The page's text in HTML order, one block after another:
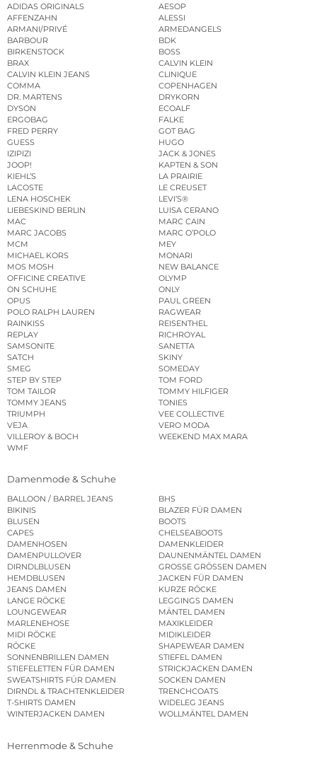
ADIDAS ORIGINALS
AESOP
AFFENZAHN
ALESSI
ARMANI/PRIVÉ
ARMEDANGELS
BARBOUR
BDK
BIRKENSTOCK
BOSS
BRAX
CALVIN KLEIN
CALVIN KLEIN JEANS
CLINIQUE
COMMA
COPENHAGEN
DR. MARTENS
DRYKORN
DYSON
ECOALF
ERGOBAG
FALKE
FRED PERRY
GOT BAG
GUESS
HUGO
IZIPIZI
JACK & JONES
JOOP!
KAPTEN & SON
KIEHL’S
LA PRAIRIE
LACOSTE
LE CREUSET
LENA HOSCHEK
LEVI’S®
LIEBESKIND BERLIN
LUISA CERANO
MAC
MARC CAIN
MARC JACOBS
MARC O’POLO
MCM
MEY
MICHAEL KORS
MONARI
MOS MOSH
NEW BALANCE
OFFICINE CREATIVE
OLYMP
ON SCHUHE
ONLY
OPUS
PAUL GREEN
POLO RALPH LAUREN
RAGWEAR
RAINKISS
REISENTHEL
REPLAY
RICHROYAL
SAMSONITE
SANETTA
SATCH
SKINY
SMEG
SOMEDAY
STEP BY STEP
TOM FORD
TOM TAILOR
TOMMY HILFIGER
TOMMY JEANS
TONIES
TRIUMPH
VEE COLLECTIVE
VEJA
VERO MODA
VILLEROY & BOCH
WEEKEND MAX MARA
WMF
Damenmode & Schuhe
BALLOON / BARREL JEANS
BHS
BIKINIS
BLAZER FÜR DAMEN
BLUSEN
BOOTS
CAPES
CHELSEABOOTS
DAMENHOSEN
DAMENKLEIDER
DAMENPULLOVER
DAUNENMÄNTEL DAMEN
DIRNDLBLUSEN
GROSSE GRÖSSEN DAMEN
HEMDBLUSEN
JACKEN FÜR DAMEN
JEANS DAMEN
KURZE RÖCKE
LANGE RÖCKE
LEGGINGS DAMEN
LOUNGEWEAR
MÄNTEL DAMEN
MARLENEHOSE
MAXIKLEIDER
MIDI RÖCKE
MIDIKLEIDER
RÖCKE
SHAPEWEAR DAMEN
SONNENBRILLEN DAMEN
STIEFEL DAMEN
STIEFELETTEN FÜR DAMEN
STRICKJACKEN DAMEN
SWEATSHIRTS FÜR DAMEN
SOCKEN DAMEN
DIRNDL & TRACHTENKLEIDER
TRENCHCOATS
T-SHIRTS DAMEN
WIDELEG JEANS
WINTERJACKEN DAMEN
WOLLMÄNTEL DAMEN
Herrenmode & Schuhe